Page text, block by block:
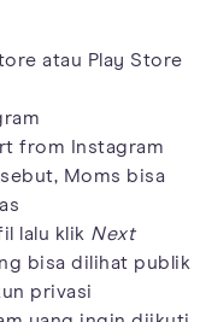
atau Play Store
from Instagram
Moms bisa
lalu klik Next
bisa dilihat publik
privasi